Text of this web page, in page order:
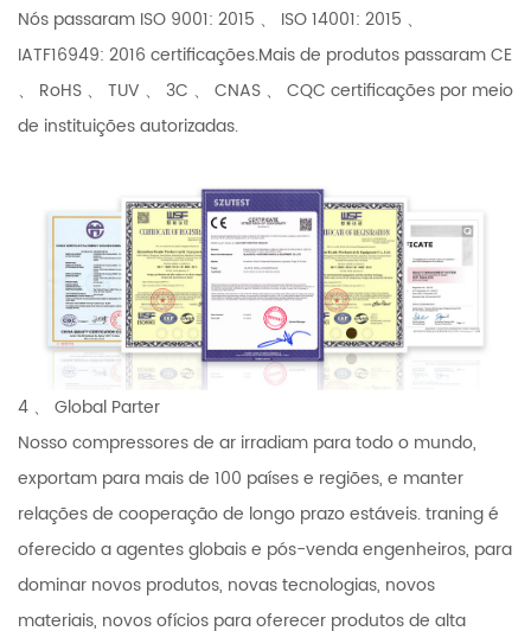
Nós passaram ISO 9001: 2015 、 ISO 14001: 2015 、
IATF16949: 2016 certificações.Mais de produtos passaram CE
、 RoHS 、 TUV 、 3C 、 CNAS 、 CQC certificações por meio
de instituições autorizadas.
4 、 Global Parter
Nosso compressores de ar irradiam para todo o mundo,
exportam para mais de 100 países e regiões, e manter
relações de cooperação de longo prazo estáveis. traning é
oferecido a agentes globais e pós-venda engenheiros, para
dominar novos produtos, novas tecnologias, novos
materiais, novos ofícios para oferecer produtos de alta